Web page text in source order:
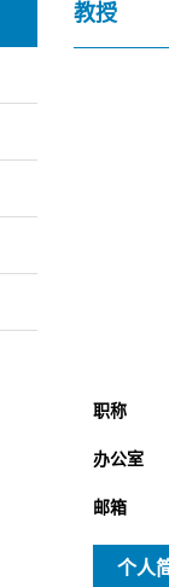
教授
职称
办公室
邮箱
个人